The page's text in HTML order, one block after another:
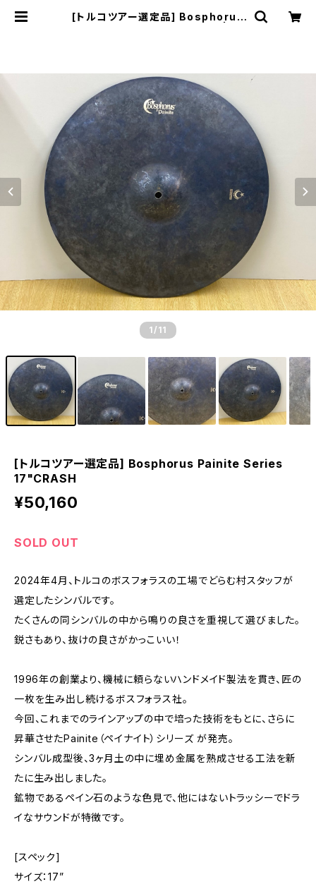
[トルコツアー選定品] Bosphorus
1 /11
[トルコツアー選定品] Bosphorus Painite Series
17"CRASH
¥50,160
SOLD OUT
2024年4月、トルコのボスフォラスの工場でどらむ村スタッフが
選定したシンバルです。
たくさんの同シンバルの中から鳴りの良さを重視して選びました。
鋭さもあり、抜けの良さがかっこいい！
1996年の創業より、機械に頼らないハンドメイド製法を貫き、匠の
一枚を生み出し続けるボスフォラス社。
今回、これまでのラインアップの中で培った技術をもとに、さらに
昇華させたPainite（ペイナイト）シリーズ が発売。
シンバル成型後、3ヶ月土の中に埋め金属を熟成させる工法を新
たに生み出しました。
鉱物であるペイン石のような色見で、他にはないトラッシーでドラ
イなサウンドが特徴です。
[スペック]
サイズ：17”